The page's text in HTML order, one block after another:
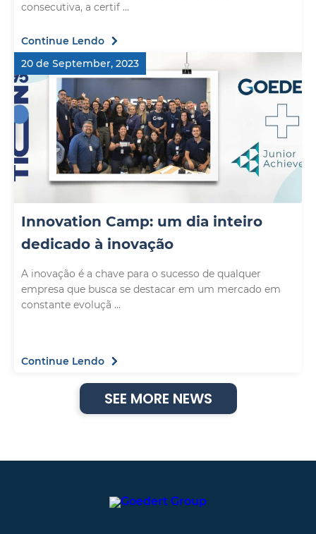
consecutiva, a certif ...
Continue Lendo
20 de September, 2023
Innovation Camp: um dia inteiro
dedicado à inovação
A inovação é a chave para o sucesso de qualquer
empresa que busca se destacar em um mercado em
constante evoluçã ...
Continue Lendo
SEE MORE NEWS